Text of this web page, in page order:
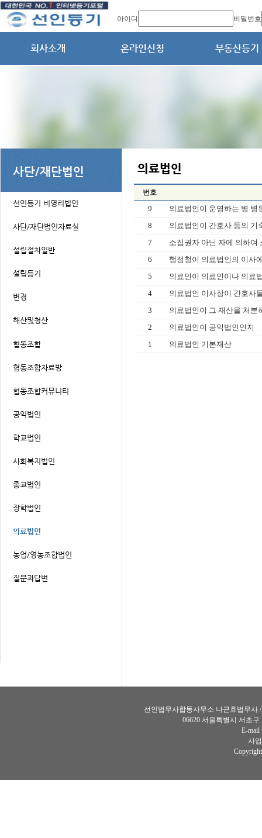
아이디 비밀번호
번호
9
의료법인이 운영하는 병 병
8
의료법인이 간호사 등의 기
7
소집권자 아닌 자에 의하여
6
행정청이 의료법인의 이사
5
의료인이 의료인이나 의료
4
의료법인 이사장이 간호사
3
의료법인이 그 재산을 처분
2
의료법인이 공익법인인지
1
의료법인 기본재산
선인법무사합동사무소 나근효법무사
06620 서울특별시 서초
E-mail
사